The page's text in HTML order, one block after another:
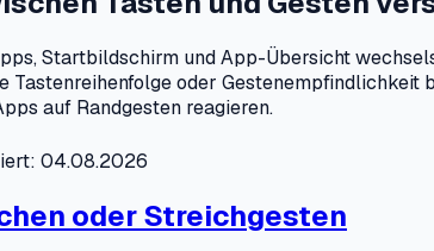
Startbildschirm und App-Übersicht
oder
auf Randgesten reagieren.
04.08.2026
oder Streichgesten